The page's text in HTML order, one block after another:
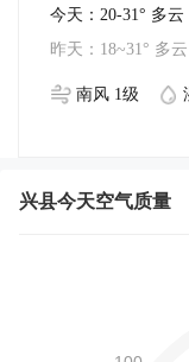
今天：20-31° 多云
昨天：18~31° 多云
南风 1级
兴县今天空气质量